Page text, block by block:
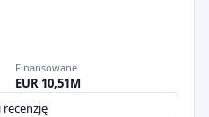
Finansowane
EUR 10,51M
recenzję